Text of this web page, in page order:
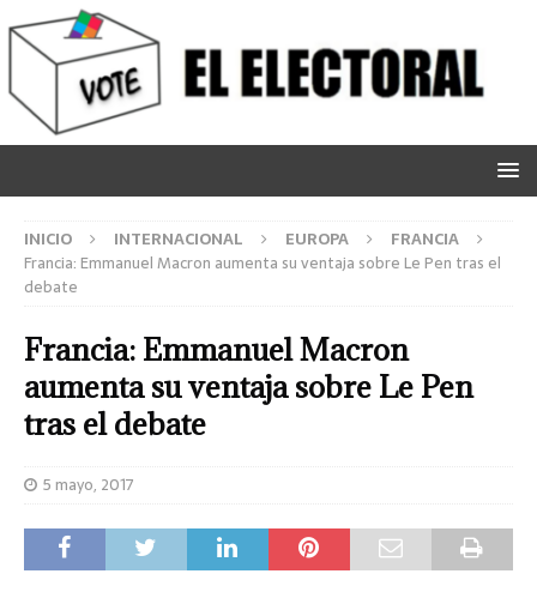
INICIO INTERNACIONAL EUROPA
FRANCIA
Francia: Emmanuel Macron aumenta su ventaja sobre Le Pen tras el
debate
Francia: Emmanuel Macron
aumenta su ventaja sobre Le Pen
tras el debate
5 mayo, 2017